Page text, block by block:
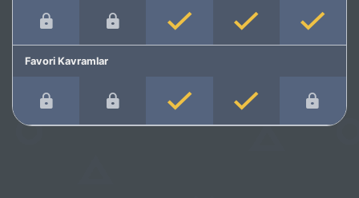
Favori Kavramlar